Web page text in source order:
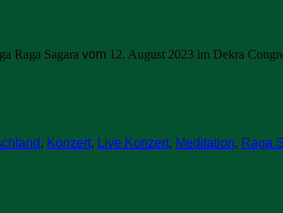
Raga Sagara vom 12. August 2023 im Dekra
, Konzert, Live Konzert, Meditation, Raga